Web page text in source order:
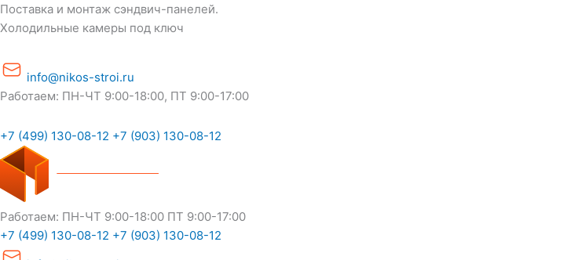
Перейти
к
Поставка и монтаж сэндвич-панелей.
Холодильные камеры под ключ
info@nikos-stroi.ru
Работаем: ПН-ЧТ 9:00-18:00, ПТ 9:00-17:00
+7 (499) 130-08-12 +7 (903) 130-08-12
Работаем: ПН-ЧТ 9:00-18:00 ПТ 9:00-17:00
+7 (499) 130-08-12 +7 (903) 130-08-12